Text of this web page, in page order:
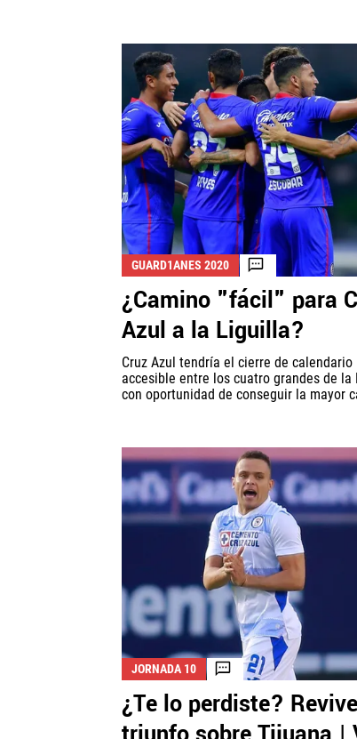
GUARD1ANES 2020
¿Camino "fácil" para
Azul a la Liguilla?
Cruz Azul tendría el cierre de calendario
accesible entre los cuatro grandes de la
con oportunidad de conseguir la mayor
JORNADA 10
¿Te lo perdiste?